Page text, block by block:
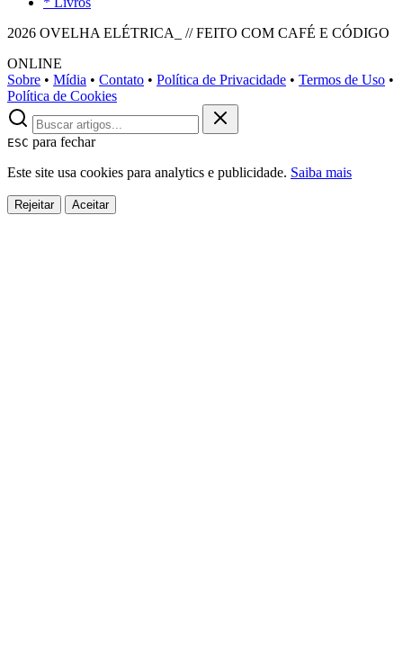
2026 OVELHA ELÉTRICA_ // FEITO COM CAFÉ E CÓDIGO
ONLINE
Sobre • Mídia • Contato • Política de Privacidade • Termos de Uso •
Política de Cookies
ESC para fechar
Este site usa cookies para analytics e publicidade. Saiba mais
Rejeitar Aceitar